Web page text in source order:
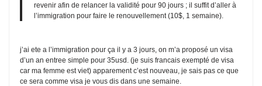
revenir afin de relancer la validité pour 90 jours ; il suffit d’aller à
l’immigration pour faire le renouvellement (10$, 1 semaine).
j’ai ete a l’immigration pour ça il y a 3 jours, on m’a proposé un visa
d’un an entree simple pour 35usd. (je suis francais exempté de visa
car ma femme est viet) apparement c’est nouveau, je sais pas ce que
ce sera comme visa je vous dis dans une semaine.